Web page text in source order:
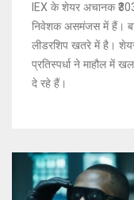
IEX के शेयर अचानक
निवेशक असमंजस में हैं।
लीडरशिप खतरे में है।
प्रतिस्पर्धा ने माहौल में
दे रहे हैं।